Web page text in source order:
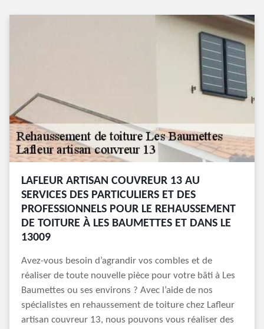
LAFLEUR ARTISAN COUVREUR 13 AU
SERVICES DES PARTICULIERS ET DES
PROFESSIONNELS POUR LE REHAUSSEMENT
DE TOITURE À LES BAUMETTES ET DANS LE
13009
Avez-vous besoin d’agrandir vos combles et de
réaliser de toute nouvelle pièce pour votre bâti à Les
Baumettes ou ses environs ? Avec l’aide de nos
spécialistes en rehaussement de toiture chez Lafleur
artisan couvreur 13, nous pouvons vous réaliser des